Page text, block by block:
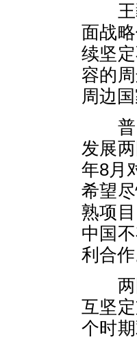
王毅
面战
续坚
容的
周边国
普日
发展
年8月
希望
熟项
中国
利合作
两国
互坚
个时